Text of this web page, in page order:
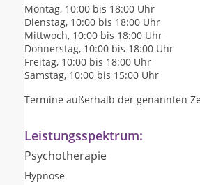
Montag, 10:00 bis 18:00 Uhr
Dienstag, 10:00 bis 18:00 Uhr
Mittwoch, 10:00 bis 18:00 Uhr
Donnerstag, 10:00 bis 18:00 Uhr
Freitag, 10:00 bis 18:00 Uhr
Samstag, 10:00 bis 15:00 Uhr
Termine außerhalb der genannten
Leistungsspektrum:
Psychotherapie
Hypnose